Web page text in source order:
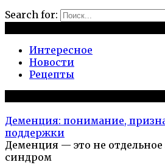
Search for:
Интересное
Новости
Рецепты
Деменция: понимание,
поддержки
Деменция — это не отдельное
синдром